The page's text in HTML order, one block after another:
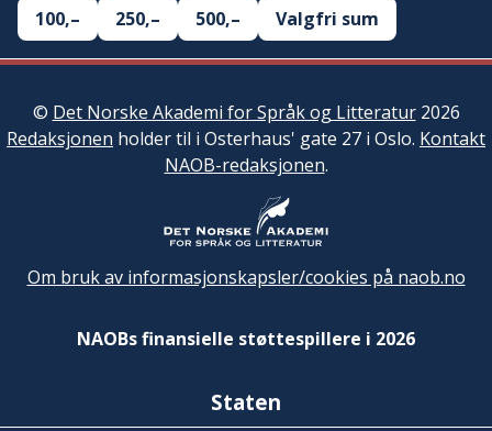
100,–
250,– 500,– Valgfri sum
© Det Norske Akademi for Språk og Litteratur2026
Redaksjonen holder til i Osterhaus' gate 27 i Oslo. Kontakt
NAOB-redaksjonen.
Om bruk av informasjonskapsler/cookies på naob.no
NAOBs finansielle støttespillere i 2026
Staten